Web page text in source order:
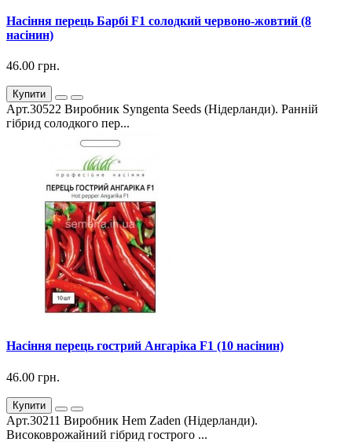
Насіння перець Барбі F1 солодкий червоно-жовтий (8
насінин)
46.00 грн.
Купити
Арт.30522 Виробник Syngenta Seeds (Нідерланди). Ранній
гібрид солодкого пер...
Насіння перець гострий Ангаріка F1 (10 насінин)
46.00 грн.
Купити
Арт.30211 Виробник Hem Zaden (Нідерланди).
Високоврожайний гібрид гострого ...